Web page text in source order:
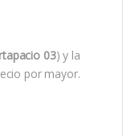
03) y la
por mayor.